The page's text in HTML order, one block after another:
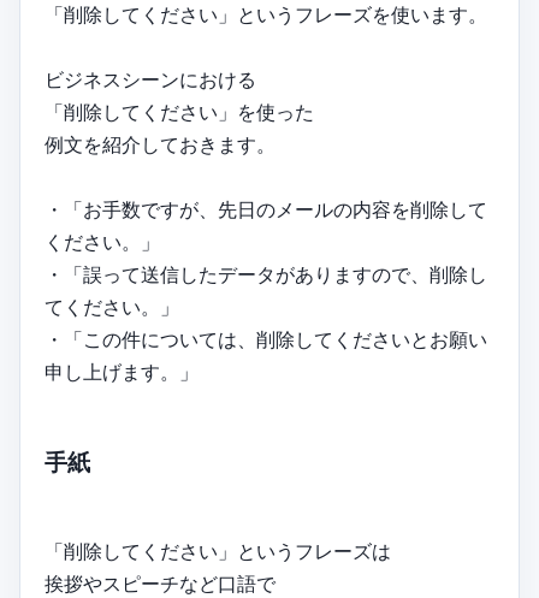
「削除してください」というフレーズを使います。
ビジネスシーンにおける
「削除してください」を使った
例文を紹介しておきます。
・「お手数ですが、先日のメールの内容を削除して
ください。」
・「誤って送信したデータがありますので、削除し
てください。」
・「この件については、削除してくださいとお願い
申し上げます。」
手紙
「削除してください」というフレーズは
挨拶やスピーチなど口語で